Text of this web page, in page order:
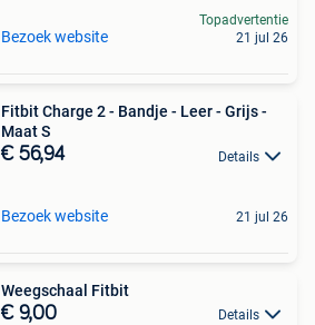
Bezoek website
Topadvertentie
21 jul 26
Fitbit Charge 2 - Bandje - Leer - Grijs -
Maat S
€ 56,94 Details
Bezoek website 21 jul 26
Weegschaal Fitbit
€ 9,00 Details